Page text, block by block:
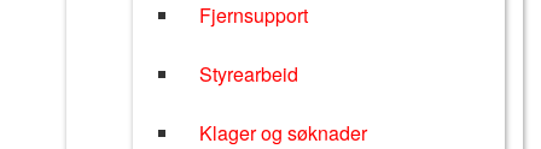
Fjernsupport
Styrearbeid
Klager og søknader